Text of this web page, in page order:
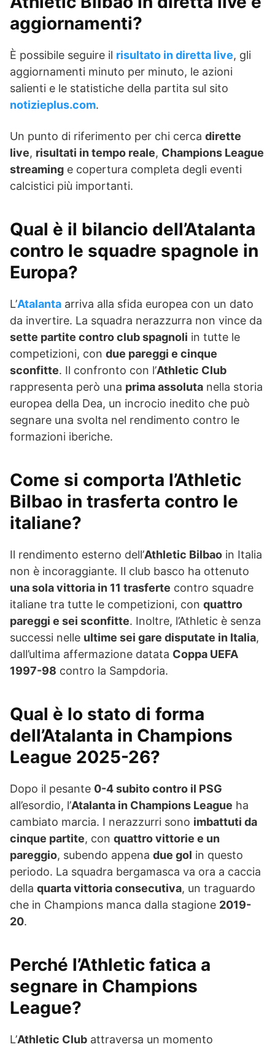
aggiornamenti?
È possibile seguire il risultato in diretta live, gli
aggiornamenti minuto per minuto, le azioni
salienti e le statistiche della partita sul sito
notizieplus.com.
Un punto di riferimento per chi cerca dirette
live, risultati in tempo reale, Champions League
streaming e copertura completa degli eventi
calcistici più importanti.
Qual è il bilancio dell’Atalanta
contro le squadre spagnole in
Europa?
L’Atalanta arriva alla sfida europea con un dato
da invertire. La squadra nerazzurra non vince da
sette partite contro club spagnoli in tutte le
competizioni, con due pareggi e cinque
sconfitte. Il confronto con l’Athletic Club
rappresenta però una prima assoluta nella storia
europea della Dea, un incrocio inedito che può
segnare una svolta nel rendimento contro le
formazioni iberiche.
Come si comporta l’Athletic
Bilbao in trasferta contro le
italiane?
Il rendimento esterno dell’Athletic Bilbao in Italia
non è incoraggiante. Il club basco ha ottenuto
una sola vittoria in 11 trasferte contro squadre
italiane tra tutte le competizioni, con quattro
pareggi e sei sconfitte. Inoltre, l’Athletic è senza
successi nelle ultime sei gare disputate in Italia,
dall’ultima affermazione datata Coppa UEFA
1997-98 contro la Sampdoria.
Qual è lo stato di forma
dell’Atalanta in Champions
League 2025-26?
Dopo il pesante 0-4 subito contro il PSG
all’esordio, l’Atalanta in Champions League ha
cambiato marcia. I nerazzurri sono imbattuti da
cinque partite, con quattro vittorie e un
pareggio, subendo appena due gol in questo
periodo. La squadra bergamasca va ora a caccia
della quarta vittoria consecutiva, un traguardo
che in Champions manca dalla stagione 2019-
20.
Perché l’Athletic fatica a
segnare in Champions
League?
L’Athletic Club attraversa un momento